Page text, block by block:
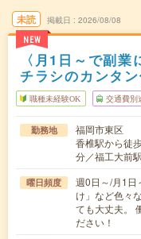
未読
NEW
掲載日 2026/08/08
〈月1日～で副業
チラシのカンタ
職種未経験OK 交通費別
勤務地
福岡市東区
香椎駅から徒
分／福工大前
曜日頻度
週0日～/月1
け」など色々
ても大丈夫。
ださい！